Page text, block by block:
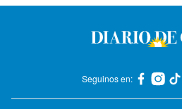
Seguinos en: